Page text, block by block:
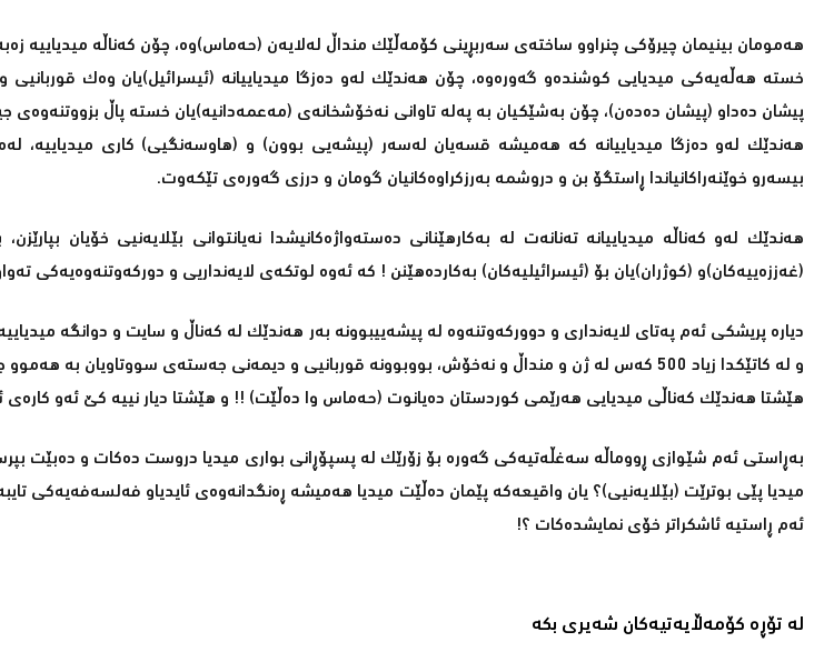
هه‌مومان بینیمان چیرۆكی چنراوو ساخته‌ی سه‌ربڕینی كۆمه‌ڵێك منداڵ له‌لایه‌ن (حه‌ماس)وه‌، چۆن كه‌ناڵه‌ میدیاییه‌
خسته‌ هه‌ڵه‌یه‌كی میدیایی كوشنده‌و گه‌وره‌وه‌، چۆن هه‌ندێك له‌و ده‌زگا میدیاییانه‌ (ئیسرائیل)یان وه‌ك
پیشان ده‌داو (پیشان ده‌ده‌ن)، چۆن به‌شێكیان به‌ په‌له‌ تاوانی نه‌خۆشخانه‌ی (مه‌عمه‌دانیه‌)یان خسته‌ پاڵ
هه‌ندێك له‌و ده‌زگا میدیاییانه‌ كه‌ هه‌میشه‌ قسه‌یان له‌سه‌ر (پیشه‌یی بوون) و (هاوسه‌نگیی) كاری میدیاییه‌، له‌م
بیسه‌رو خوێنه‌راكانیاندا ڕاستگۆ بن و دروشمه‌ به‌رزكراوه‌كانیان گومان و درزی گه‌وره‌ی تێكه‌وت.
هه‌ندێك له‌و كه‌ناڵه‌ میدیاییانه‌ ته‌نانه‌ت له‌ به‌كارهێنانی ده‌سته‌واژه‌كانیشدا نه‌یانتوانی بێلایه‌نیی خۆیان
(غه‌ززه‌ییه‌كان)و (كوژران)یان بۆ (ئیسرائیلیه‌كان) به‌كارده‌هێنن ! كه‌ ئه‌وه‌ لوتكه‌ی لایه‌نداریی و دوركه‌وتنه‌وه‌یه‌كی
دیاره‌ پریشكی ئه‌م په‌تای لایه‌نداری و دووركه‌وتنه‌وه‌ له‌ پیشه‌ییبوونه‌ به‌ر هه‌ندێك له‌ كه‌ناڵ و سایت و دوانگه‌
و له‌ كاتێكدا زیاد 500 كه‌س له‌ ژن و منداڵ و نه‌خۆش، بووبوونه‌ قوربانیی و دیمه‌نی جه‌سته‌ی سووتاویان به‌
هێشتا هه‌ندێك كه‌ناڵی میدیایی هه‌رێمی كوردستان ده‌یانوت (حه‌ماس وا ده‌ڵێت) !! و هێشتا دیار نییه‌ كێ ئه‌و كاره‌ی
به‌ڕاستی ئه‌م شێوازی ڕووماڵه‌ سه‌غڵه‌تیه‌كی گه‌وره‌ بۆ زۆرێك له‌ پسپۆڕانی بواری میدیا دروست ده‌كات و ده‌بێت
میدیا پێی بوترێت (بێلایه‌نیی)؟ یان واقیعه‌كه‌ پێمان ده‌ڵێت میدیا هه‌میشه‌ ڕه‌نگدانه‌وه‌ی ئایدیاو فه‌لسه‌فه‌یه‌كی
ئه‌م ڕاستیه‌ ئاشكراتر خۆی نمایشده‌كات ؟!
لە تۆڕە کۆمەڵایەتیەکان شەیری بکە